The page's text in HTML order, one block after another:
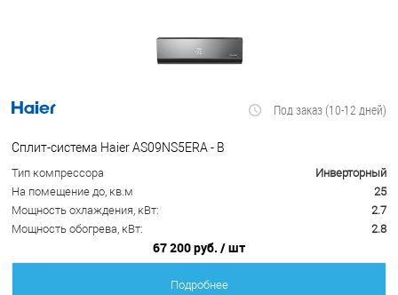
Под заказ (10-12 дней)
Сплит-система Haier AS09NS5ERA - B
Тип компрессора
Инверторный
На помещение до, кв.м
25
Мощность охлаждения, кВт:
2.7
Мощность обогрева, кВт:
2.8
67 200 руб. / шт
Подробнее